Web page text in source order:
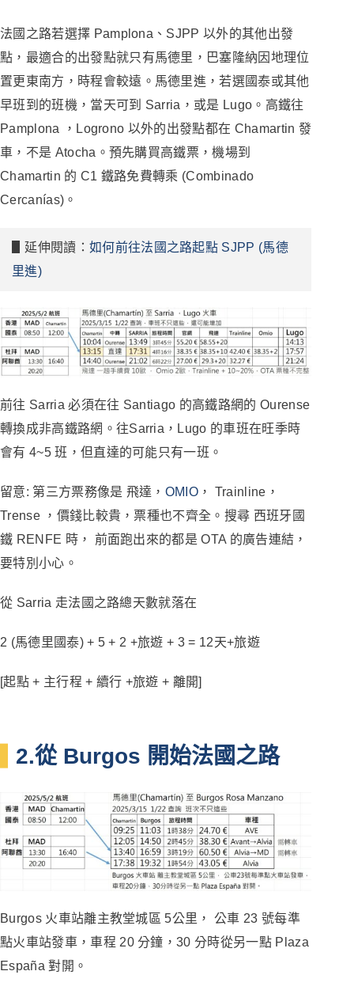
法國之路若選擇 Pamplona、SJPP 以外的其他出發
點，最適合的出發點就只有馬德里，巴塞隆納因地理位
置更東南方，時程會較遠。馬德里進，若選國泰或其他
早班到的班機，當天可到 Sarria，或是 Lugo。高鐵往
Pamplona ，Logrono 以外的出發點都在 Chamartin 發
車，不是 Atocha。預先購買高鐵票，機場到
Chamartin 的 C1 鐵路免費轉乘 (Combinado
Cercanías)。
▋延伸閱讀： 如何前往法國之路起點 SJPP (馬德
里進)
前往 Sarria 必須在往 Santiago 的高鐵路網的 Ourense
轉換成非高鐵路網。往Sarria，Lugo 的車班在旺季時
會有 4~5 班，但直達的可能只有一班。
留意: 第三方票務像是 飛達， OMIO ， Trainline，
Trense ，價錢比較貴，票種也不齊全。搜尋 西班牙國
鐵 RENFE 時， 前面跑出來的都是 OTA 的廣告連結，
要特別小心。
從 Sarria 走法國之路總天數就落在
2 (馬德里國泰) + 5 + 2 +旅遊 + 3 = 12天+旅遊
[起點 + 主行程 + 續行 +旅遊 + 離開]
2.從 Burgos 開始法國之路
Burgos 火車站離主教堂城區 5公里， 公車 23 號每準
點火車站發車，車程 20 分鐘，30 分時從另一點 Plaza
España 對開。